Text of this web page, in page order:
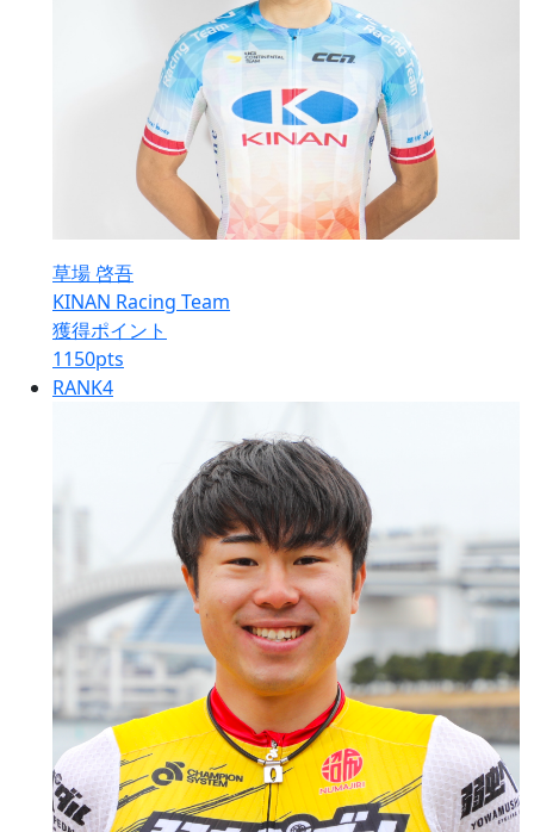
草場 啓吾
KINAN Racing Team
獲得ポイント
1150pts
RANK4